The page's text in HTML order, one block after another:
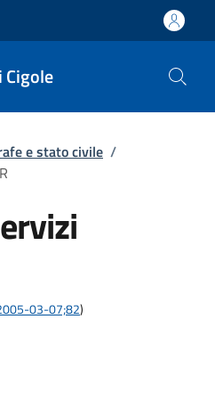
Cigole
e stato civile /
03-07;82)